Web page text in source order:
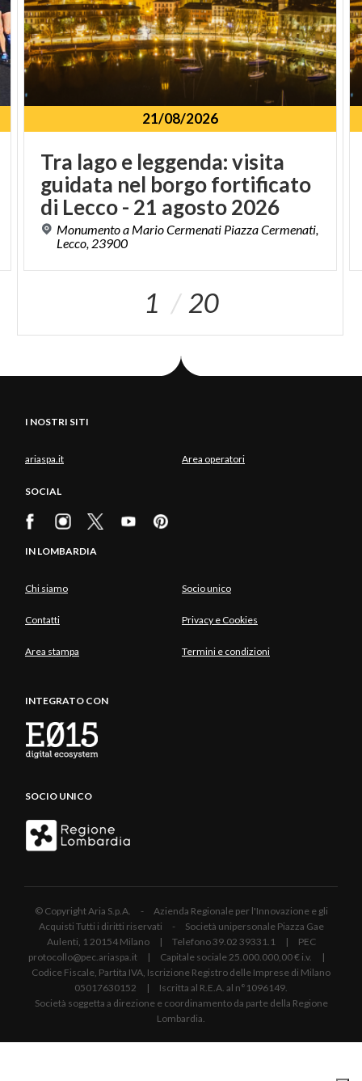
21/08/2026
Tra lago e leggenda: visita
guidata nel borgo fortificato
di Lecco - 21 agosto 2026
Monumento a Mario Cermenati Piazza Cermenati,
Lecco, 23900
1 20
I NOSTRI SITI
ariaspa.it Area operatori
SOCIAL
IN LOMBARDIA
Chi siamo Socio unico
Contatti Privacy e Cookies
Area stampa Termini e condizioni
INTEGRATO CON
SOCIO UNICO
© Copyright Aria S.p.A. - Azienda Regionale per l'Innovazione e gli
Acquisti Tutti i diritti riservati - Società unipersonale Piazza Gae
Aulenti, 1 20154 Milano | Telefono 39.02 39331.1 | PEC
protocollo@pec.ariaspa.it | Capitale sociale 25.000.000,00 € i.v. |
Codice Fiscale, Partita IVA, Iscrizione Registro delle Imprese di Milano
05017630152 | Iscritta al R.E.A. al n°1096149.
Società soggetta a direzione e coordinamento da parte della Regione
Lombardia.